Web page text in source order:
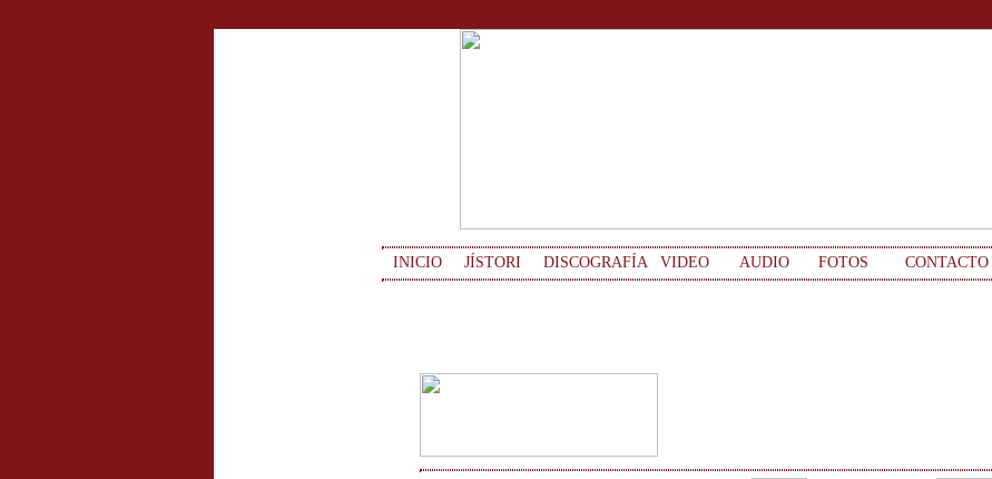
INICIO JÍSTORI DISCOGRAFÍA VIDEO AUDIO FOTOS CONTACTO